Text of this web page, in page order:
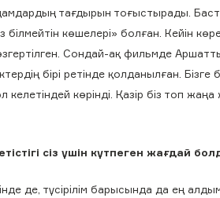
тағдырын тоғыстырады.
көшелері» болған. Кейін
Сондай-ақ фильмде
бірі ретінде қолданылған. Бізге
көрінді. Қазір біз топ
сіз үшін күтпеген жағдай
де, түсірілім барысында да ең